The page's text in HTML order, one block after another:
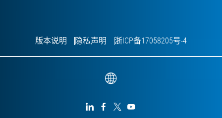
版本说明 隐私声明 浙ICP备17058205号-4
   